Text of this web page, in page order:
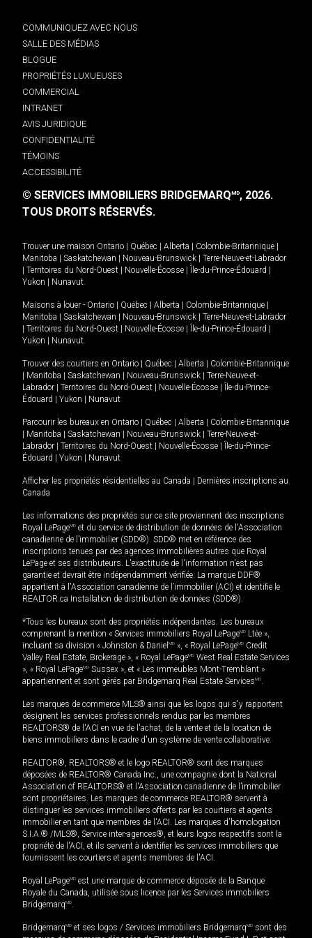
COMMUNIQUEZ AVEC NOUS
SALLE DES MÉDIAS
BLOGUE
PROPRIÉTÉS LUXUEUSES
COMMERCIAL
INTRANET
AVIS JURIDIQUE
CONFIDENTIALITÉ
TÉMOINS
ACCESSIBILITÉ
© SERVICES IMMOBILIERS BRIDGEMARQMD, 2026.
TOUS DROITS RÉSERVÉS.
Trouver une maison Ontario Québec Alberta Colombie-Britannique
Manitoba
Saskatchewan Nouveau-Brunswick
Terre-Neuve-et-Labrador
Territoires du Nord-Ouest Nouvelle-Écosse Île-du-Prince-Édouard
Yukon
Nunavut.
Maisons à louer - Ontario Québec Alberta Colombie-Britannique
Manitoba
Saskatchewan Nouveau-Brunswick
Terre-Neuve-et-Labrador
Territoires du Nord-Ouest Nouvelle-Écosse Île-du-Prince-Édouard
Yukon
Nunavut.
Trouver des courtiers en Ontario Québec Alberta
Colombie-Britannique
Manitoba Saskatchewan Nouveau-Brunswick
Terre-Neuve-et-
Labrador
Territoires du Nord-Ouest Nouvelle-Écosse
Île-du-Prince-
Édouard
Yukon Nunavut
Parcourir les bureaux en Ontario Québec Alberta
Colombie-Britannique
Manitoba Saskatchewan Nouveau-Brunswick
Terre-Neuve-et-
Labrador
Territoires du Nord-Ouest Nouvelle-Écosse
Île-du-Prince-
Édouard
Yukon Nunavut
Afficher les propriétés résidentielles au Canada
Dernières inscriptions au
Canada
Les informations des propriétés sur ce site proviennent des inscriptions
Royal LePageMD et du service de distribution de données de l'Association
canadienne de l’immobilier (SDD®). SDD® met en référence des
inscriptions tenues par des agences immobilières autres que Royal
LePage et ses distributeurs. L'exactitude de l'information n'est pas
garantie et devrait être indépendamment vérifiée. La marque DDF®
appartient à l'Association canadienne de l’immobilier (ACI) et identifie le
REALTOR.ca Installation de distribution de données (SDD®).
*Tous les bureaux sont des propriétés indépendantes. Les bureaux
comprenant la mention « Services immobiliers Royal LePageMD Ltée »,
incluant sa division « Johnston & Daniel MD », « Royal LePageMD Credit
Valley Real Estate, Brokerage », « Royal LePageMD West Real Estate Services
», « Royal LePageMD Sussex », et « Les immeubles Mont-Tremblant »
appartiennent et sont gérés par Bridgemarq Real Estate ServicesMD.
Les marques de commerce MLS® ainsi que les logos qui s'y rapportent
désignent les services professionnels rendus par les membres
REALTORS® de l'ACI en vue de l'achat, de la vente et de la location de
biens immobiliers dans le cadre d'un système de vente collaborative.
REALTOR®, REALTORS® et le logo REALTOR® sont des marques
déposées de REALTOR® Canada Inc., une compagnie dont la National
Association of REALTORS® et l'Association canadienne de l’immobilier
sont propriétaires. Les marques de commerce REALTOR® servent à
distinguer les services immobiliers offerts par les courtiers et agents
immobilier en tant que membres de l'ACI. Les marques d'homologation
S.I.A.® /MLS®, Service inter-agences®, et leurs logos respectifs sont la
propriété de l'ACI, et ils servent à identifier les services immobiliers que
fournissent les courtiers et agents membres de l'ACI.
Royal LePageMD est une marque de commerce déposée de la Banque
Royale du Canada, utilisée sous licence par les Services immobiliers
BridgemarqMD.
BridgemarqMD et ses logos / Services immobiliers BridgemarqMD sont des